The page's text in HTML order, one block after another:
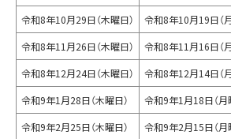
令和8年10月29日（木曜日）
令和8年10月19日（
令和8年11月26日（木曜日）
令和8年11月16日（
令和8年12月24日（木曜日）
令和8年12月14日（
令和9年1月28日（木曜日）
令和9年1月18日（月
令和9年2月25日（木曜日）
令和9年2月15日（月